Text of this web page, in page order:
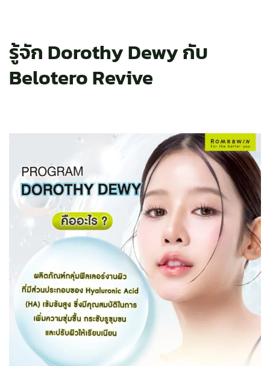
รู้จัก Dorothy Dewy กับ
Belotero Revive